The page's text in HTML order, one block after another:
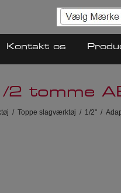
Kontakt os
2 tomme
/ Toppe slagværktøj / 1/2" /